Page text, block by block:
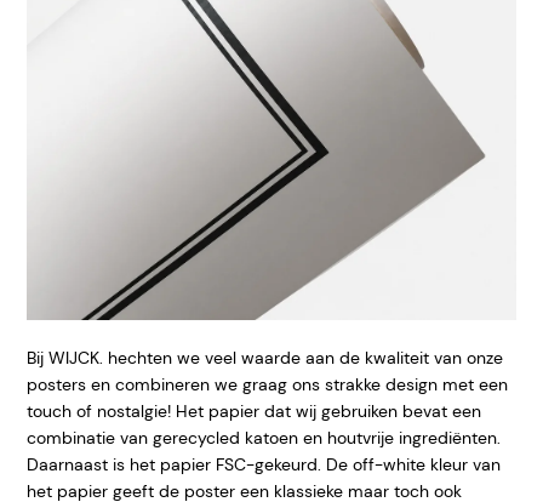
Bij WIJCK. hechten we veel waarde aan de kwaliteit van onze
posters en combineren we graag ons strakke design met een
touch of nostalgie! Het papier dat wij gebruiken bevat een
combinatie van gerecycled katoen en houtvrije ingrediënten.
Daarnaast is het papier FSC-gekeurd. De off-white kleur van
het papier geeft de poster een klassieke maar toch ook